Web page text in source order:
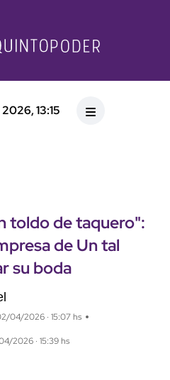
13:15
toldo de taquero":
de Un tal
su boda
04/2026 · 15:07 hs
2026 · 15:39 hs